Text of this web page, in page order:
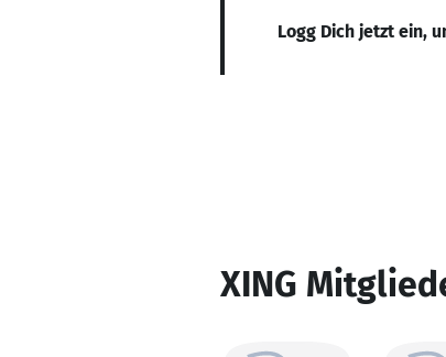
Logg Dich jetzt ein,
XING